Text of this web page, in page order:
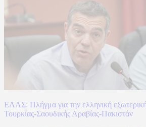
ΕΛΑΣ: Πλήγμα για την ελληνική
Τουρκίας-Σαουδικής Αραβίας-Πακιστάν